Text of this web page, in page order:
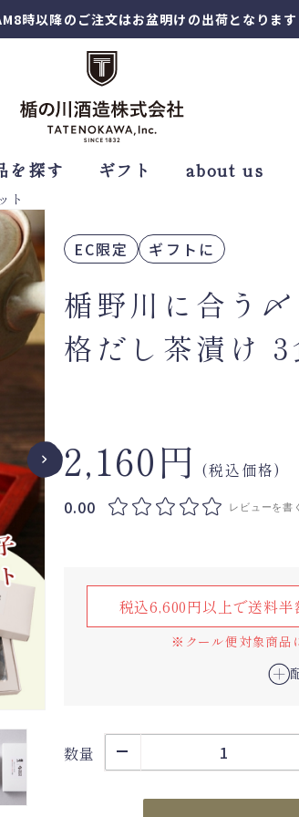
時以降のご注文はお盆明けの出荷となります
を探す ギフト about us
ト
EC限定 ギフトに
楯野川に合う
格だし茶漬け 3
2,160円 (税込価格)
0.00
レビューを書く
税込6,600円以上で送料半
※クール便対象商品
数量